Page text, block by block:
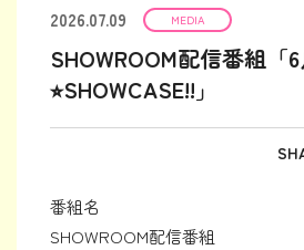
2026.07.09 MEDIA
SHOWROOM配信番組「
⭐︎SHOWCASE!!」
番組名
SHOWROOM配信番組